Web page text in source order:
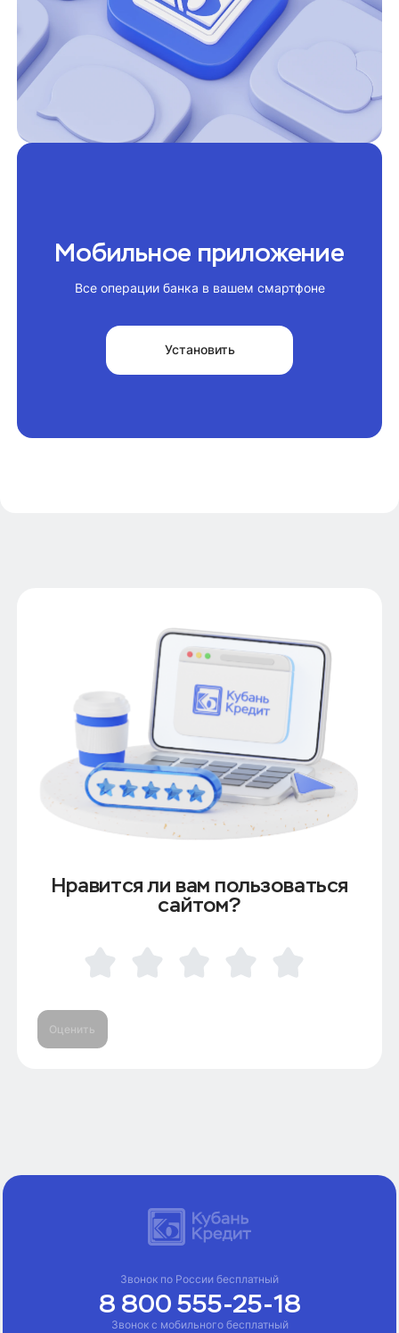
Мобильное приложение
Все операции банка в вашем смартфоне
Установить
Нравится ли вам пользоваться
сайтом?
Оценить
Звонок с мобильного бесплатный
Звонок по России бесплатный
8 800 555-25-18